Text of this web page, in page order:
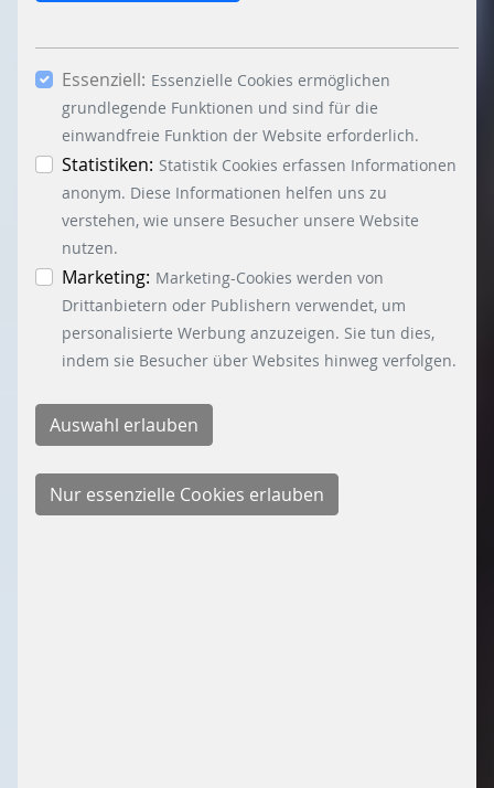
Häkchen bei „Statistiken“ und „Marketing“ sowie
dem Button „Auswahl erlauben“, willigen Sie in
die Verwendung weiterer Cookies ein. Über den
Button „Accept all Cookies“ werden alle
Essenzielle-, Marketing- und Statistik-Cookies
akzeptiert. In der Datenschutzinformation
können Sie zu den einzelnen Cookies
differenzierte Informationen erhalten. Sie können
Ihre Einwilligung jederzeit widerrufen, indem Sie
auf den Button "Cookie Einstellungen" unten links
klicken.
Essenziell: Essenzielle Cookies ermöglichen
grundlegende Funktionen und sind für die
einwandfreie Funktion der Website erforderlich.
Statistiken: Statistik Cookies erfassen Informationen
anonym. Diese Informationen helfen uns zu
verstehen, wie unsere Besucher unsere Website
nutzen.
Marketing: Marketing-Cookies werden von
Drittanbietern oder Publishern verwendet, um
personalisierte Werbung anzuzeigen. Sie tun dies,
indem sie Besucher über Websites hinweg verfolgen.